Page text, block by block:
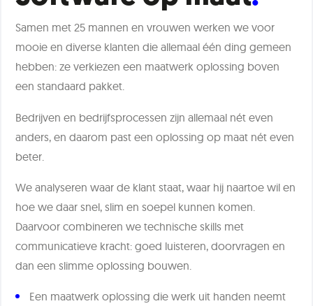
Samen met 25 mannen en vrouwen werken we voor
mooie en diverse klanten die allemaal één ding gemeen
hebben: ze verkiezen een maatwerk oplossing boven
een standaard pakket.
Bedrijven en bedrijfsprocessen zijn allemaal nét even
anders, en daarom past een oplossing op maat nét even
beter.
We analyseren waar de klant staat, waar hij naartoe wil en
hoe we daar snel, slim en soepel kunnen komen.
Daarvoor combineren we technische skills met
communicatieve kracht: goed luisteren, doorvragen en
dan een slimme oplossing bouwen.
Een maatwerk oplossing die werk uit handen neemt